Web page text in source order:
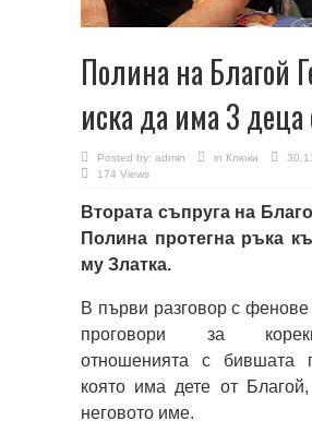
Полина на Благой
иска да има 3 деца
Posted by: admin in Клюки
174 Views
Втората съпруга на
Полина протегна ръка
му Златка.
В първи разговор с фенове
проговори за
отношенията с бившата
която има дете от Благой,
неговото име.